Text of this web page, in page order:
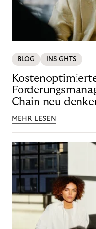
BLOG INSIGHTS
Chain neu
MEHR LESEN